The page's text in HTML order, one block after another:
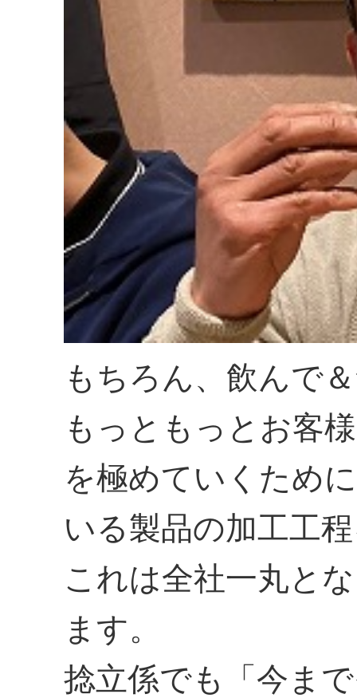
もちろん、飲んで
もっともっとお客
を極めていくため
いる製品の加工工
これは全社一丸と
ます。
捻立係でも「今ま